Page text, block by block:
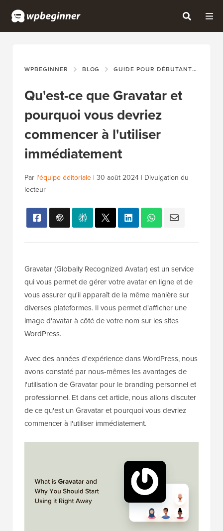
WPBEGINNER BLOG GUIDE POUR DÉBUTANTS
Qu'est-ce que Gravatar et
pourquoi vous devriez
commencer à l'utiliser
immédiatement
Par l'équipe éditoriale | 30 août 2024 | Divulgation du
lecteur
Gravatar (Globally Recognized Avatar) est un service
qui vous permet de gérer votre avatar en ligne et de
vous assurer qu'il apparaît de la même manière sur
diverses plateformes. Il vous permet d'afficher une
image d'avatar à côté de votre nom sur les sites
WordPress.
Avec des années d'expérience dans WordPress, nous
avons constaté par nous-mêmes les avantages de
l'utilisation de Gravatar pour le branding personnel et
professionnel. Et dans cet article, nous allons discuter
de ce qu'est un Gravatar et pourquoi vous devriez
commencer à l'utiliser immédiatement.